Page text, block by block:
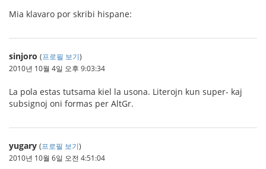
Mia klavaro por skribi hispane:
sinjoro (프로필 보기)
2010년 10월 4일 오후 9:03:34
La pola estas tutsama kiel la usona. Literojn kun super- kaj
subsignoj oni formas per AltGr.
yugary (프로필 보기)
2010년 10월 6일 오전 4:51:04